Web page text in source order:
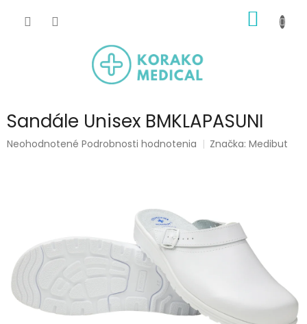
KOŠÍK
Sandále Unisex BMKLAPASUNI
Priemerné
Neohodnotené Podrobnosti hodnotenia Značka:Medibut